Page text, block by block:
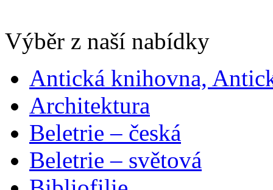
Výběr z naší nabídky
Antická knihovna,
Architektura
Beletrie – česká
Beletrie – světová